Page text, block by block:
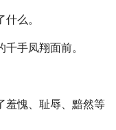
么。
手凤翔面前。
羞愧、耻辱、黯然等